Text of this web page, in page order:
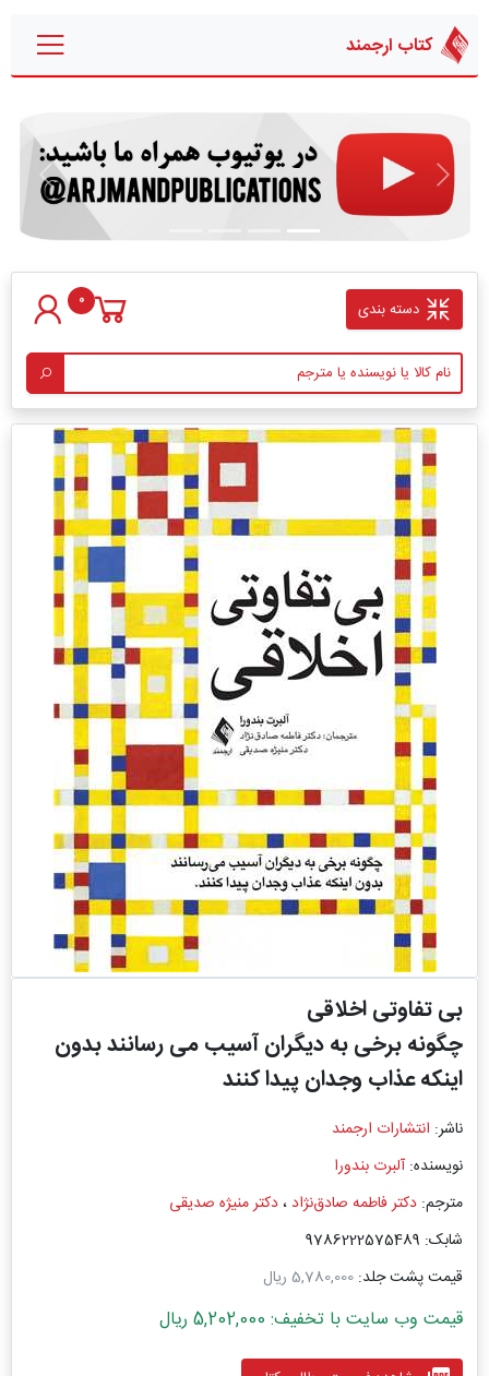
کتاب ارجمند
قبلی بعدی
دسته بندی 0
بی ‌تفاوتی اخلاقی
چگونه برخی به دیگران آسیب می رسانند بدون
اینکه عذاب وجدان پیدا کنند
ناشر: انتشارات ارجمند
نویسنده:آلبرت بندورا
مترجم: دکتر فاطمه صادق‌نژاد،دکتر منیژه صدیقی
شابک: 9786222575489
قیمت پشت جلد: 5,780,000 ریال
قیمت وب سایت با تخفیف: 5,202,000 ریال